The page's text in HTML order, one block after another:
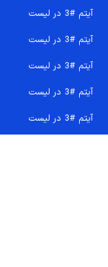
آیتم #3 در لیست
آیتم #3 در لیست
آیتم #3 در لیست
آیتم #3 در لیست
آیتم #3 در لیست